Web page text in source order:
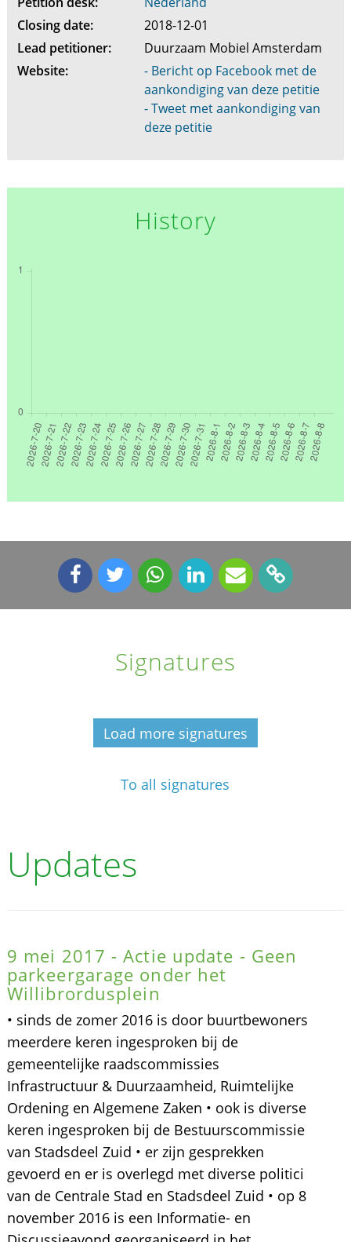
Closing date:
2018-12-01
Lead petitioner:
Duurzaam Mobiel Amsterdam
Website:
- Bericht op Facebook met de
aankondiging van deze petitie
- Tweet met aankondiging van
deze petitie
History
Signatures
Load more signatures
To all signatures
Updates
9 mei 2017 - Actie update - Geen
parkeergarage onder het
Willibrordusplein
• sinds de zomer 2016 is door buurtbewoners
meerdere keren ingesproken bij de
gemeentelijke raadscommissies
Infrastructuur & Duurzaamheid, Ruimtelijke
Ordening en Algemene Zaken • ook is diverse
keren ingesproken bij de Bestuurscommissie
van Stadsdeel Zuid • er zijn gesprekken
gevoerd en er is overlegd met diverse politici
van de Centrale Stad en Stadsdeel Zuid • op 8
november 2016 is een Informatie- en